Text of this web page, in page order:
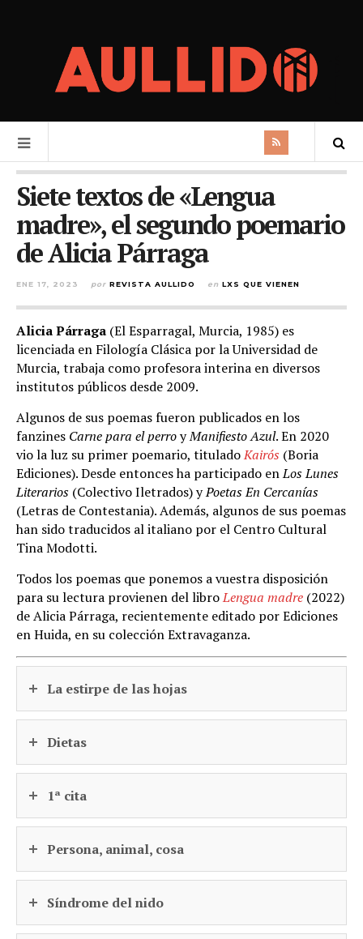
Siete textos de «Lengua
madre», el segundo poemario
de Alicia Párraga
ENE 17, 2023 por REVISTA AULLIDO en LXS QUE VIENEN
Alicia Párraga (El Esparragal, Murcia, 1985) es
licenciada en Filología Clásica por la Universidad de
Murcia, trabaja como profesora interina en diversos
institutos públicos desde 2009.
Algunos de sus poemas fueron publicados en los
fanzines Carne para el perroyManifiesto Azul. En 2020
vio la luz su primer poemario, tituladoKairós (Boria
Ediciones). Desde entonces ha participado enLos Lunes
Literarios (Colectivo Iletrados) yPoetas En Cercanías
(Letras de Contestania). Además, algunos de sus poemas
han sido traducidos al italiano por el Centro Cultural
Tina Modotti.
Todos los poemas que ponemos a vuestra disposición
para su lectura provienen del libroLengua madre (2022)
de Alicia Párraga, recientemente editado por Ediciones
en Huida, en su colección Extravaganza.
La estirpe de las hojas
Dietas
1ª cita
Persona, animal, cosa
Síndrome del nido